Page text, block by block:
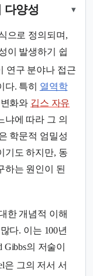
다양성 ▾
으로 정의되며,
이 발생하기 쉽
연구 분야나 접근
다. 특히 열역학
화와 깁스 자유
냐에 따라 그 의
학문적 엄밀성
기도 하지만, 동
하는 원인이 된
한 개념적 이해
다. 이는 100년
의 저술이
은 그의 저서 서